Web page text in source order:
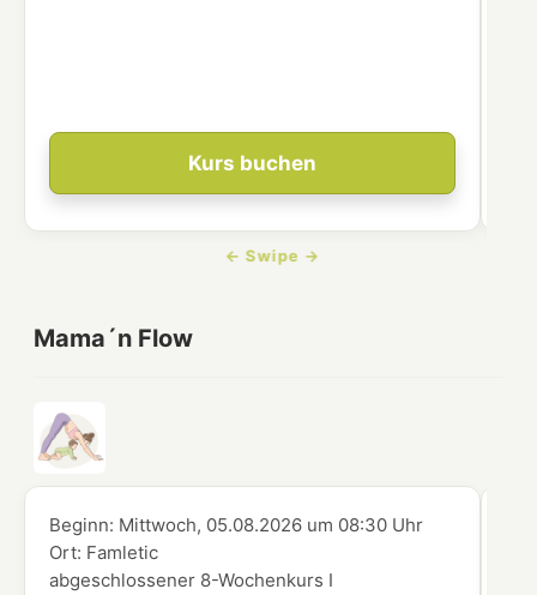
Kurs buchen
Mama´n Flow
Beginn: Mittwoch, 05.08.2026 um 08:30 Uhr
Ort: Famletic
abgeschlossener 8-Wochenkurs I